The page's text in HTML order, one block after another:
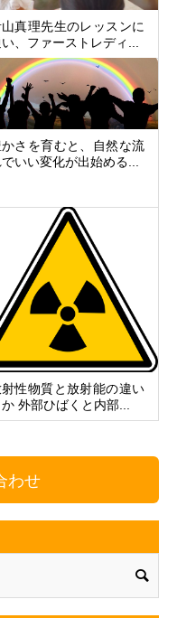
真理先生のレッスンに
、ファーストレディ...
かさを育むと、自然な流
いい変化が出始める...
性物質と放射能の違い
か 外部ひばくと内部...
わせ